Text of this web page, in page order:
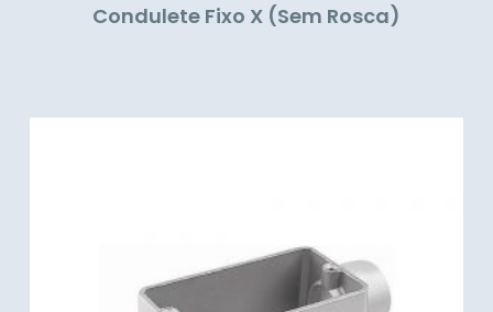
Condulete Fixo X (Sem Rosca)